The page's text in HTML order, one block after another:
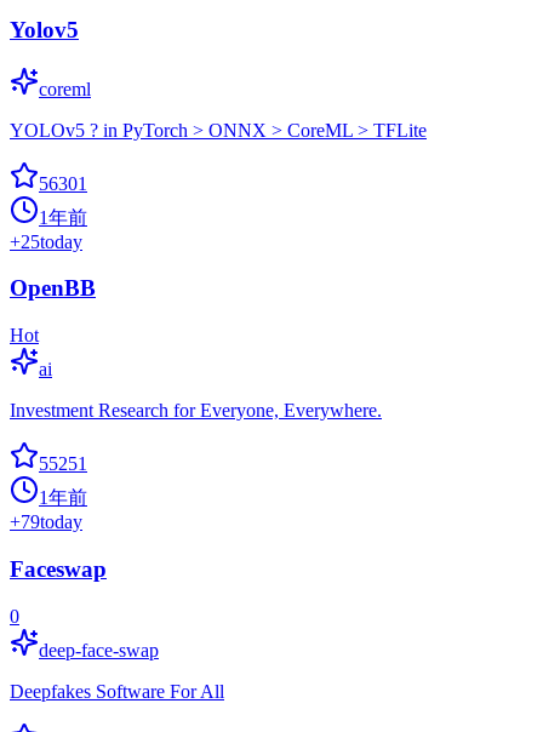
Yolov5
coreml
YOLOv5 ? in PyTorch > ONNX > CoreML > TFLite
56301
1年前
+25today
OpenBB
Hot
ai
Investment Research for Everyone, Everywhere.
55251
1年前
+79today
Faceswap
0
deep-face-swap
Deepfakes Software For All